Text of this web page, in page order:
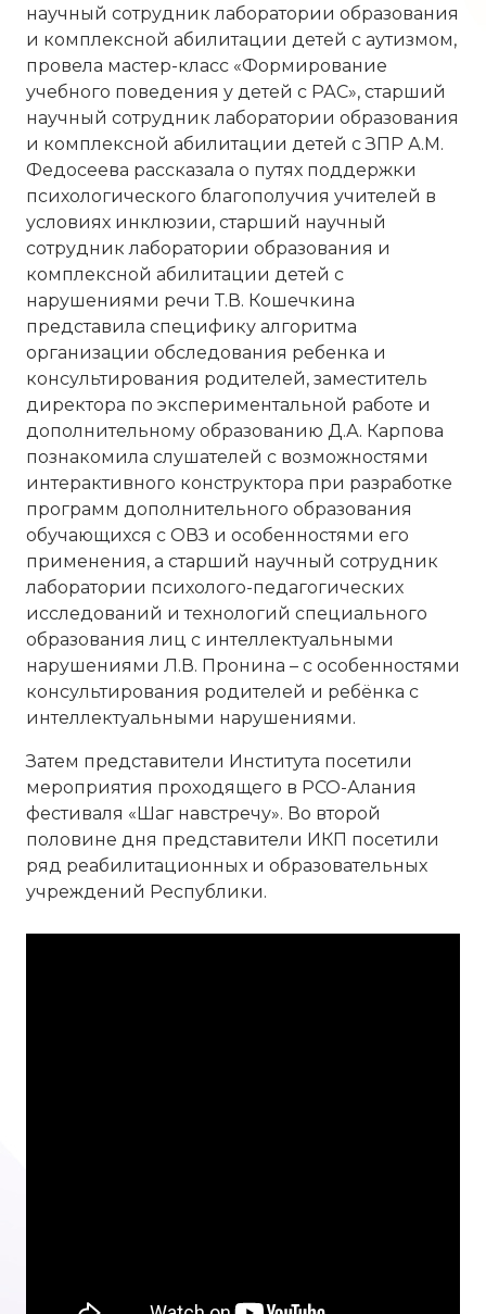
научный сотрудник лаборатории образования
и комплексной абилитации детей с аутизмом,
провела мастер-класс «Формирование
учебного поведения у детей с РАС», старший
научный сотрудник лаборатории образования
и комплексной абилитации детей с ЗПР А.М.
Федосеева рассказала о путях поддержки
психологического благополучия учителей в
условиях инклюзии, старший научный
сотрудник лаборатории образования и
комплексной абилитации детей с
нарушениями речи Т.В. Кошечкина
представила специфику алгоритма
организации обследования ребенка и
консультирования родителей, заместитель
директора по экспериментальной работе и
дополнительному образованию Д.А. Карпова
познакомила слушателей с возможностями
интерактивного конструктора при разработке
программ дополнительного образования
обучающихся с ОВЗ и особенностями его
применения, а старший научный сотрудник
лаборатории психолого-педагогических
исследований и технологий специального
образования лиц с интеллектуальными
нарушениями Л.В. Пронина – с особенностями
консультирования родителей и ребёнка с
интеллектуальными нарушениями.
Затем представители Института посетили
мероприятия проходящего в РСО-Алания
фестиваля «Шаг навстречу». Во второй
половине дня представители ИКП посетили
ряд реабилитационных и образовательных
учреждений Республики.